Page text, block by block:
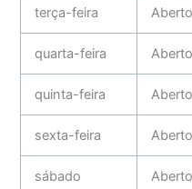
terça-feira Aberto
quarta-feira Aberto
quinta-feira Aberto
sexta-feira Aberto
sábado Aberto